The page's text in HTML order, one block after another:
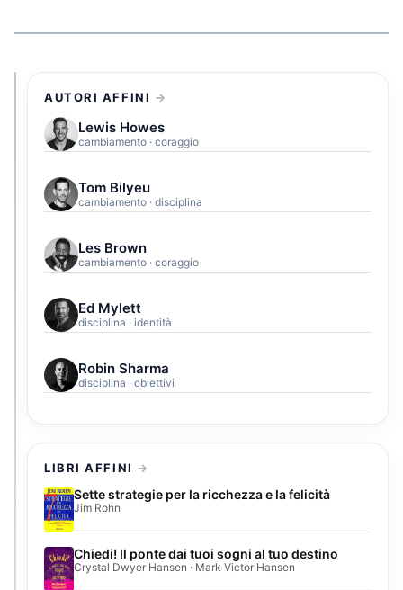
AUTORI AFFINI
Lewis Howes
cambiamento · coraggio
Tom Bilyeu
cambiamento · disciplina
Les Brown
cambiamento · coraggio
Ed Mylett
disciplina · identità
Robin Sharma
disciplina · obiettivi
LIBRI AFFINI
Sette strategie per la ricchezza e la felicità
Jim Rohn
Chiedi! Il ponte dai tuoi sogni al tuo destino
Crystal Dwyer Hansen · Mark Victor Hansen